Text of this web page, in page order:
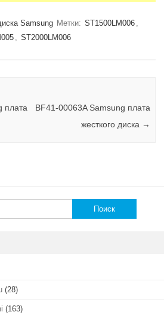
Samsung Метки: ST1500LM006 ,
, ST2000LM006
плата
BF41-00063A Samsung плата
жесткого диска →
(28)
(163)